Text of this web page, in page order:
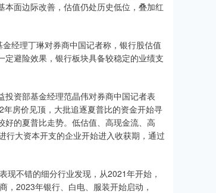
面边际改善，估值仍处历史低位，叠加红
经理丁琳对券商中国记者称，银行股估值
避险效果，银行板块具备较稳定的业绩支
资部基金经理范晶伟对券商中国记者表
房价见顶，大批追逐夏普比的资金开始寻
的夏普比走势。低估值、高现金流、高
行大资本开支的企业开始进入收获期，通过
不错的细分行业发现，从2021年开始，
，2023年银行、白电、服装开始启动，